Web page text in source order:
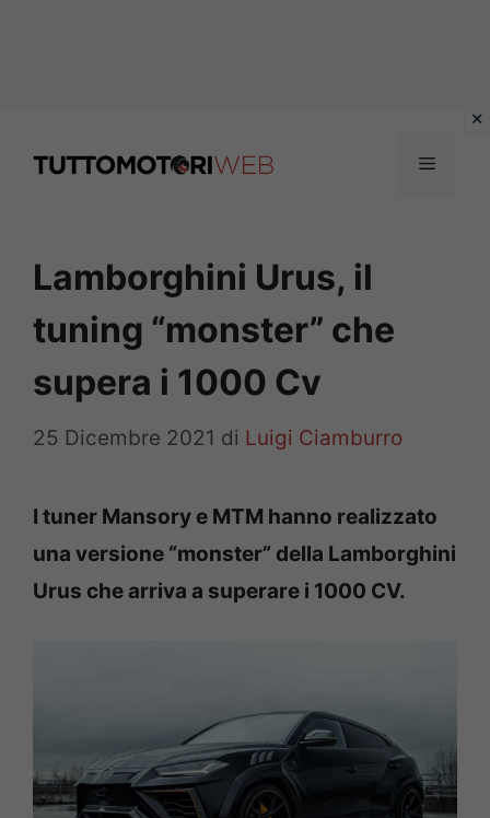
Menu
Lamborghini Urus, il
tuning “monster” che
supera i 1000 Cv
25 Dicembre 2021 di Luigi Ciamburro
I tuner Mansory e MTM hanno realizzato
una versione “monster” della Lamborghini
Urus che arriva a superare i 1000 CV.